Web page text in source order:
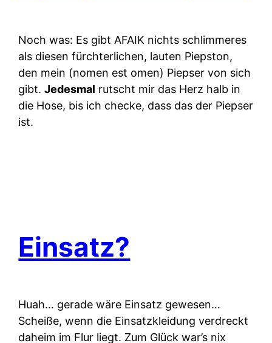
Noch was: Es gibt AFAIK nichts schlimmeres
als diesen fürchterlichen, lauten Piepston,
den mein (nomen est omen) Piepser von sich
gibt.Jedesmal rutscht mir das Herz halb in
die Hose, bis ich checke, dass das der Piepser
ist.
Einsatz?
Huah… gerade wäre Einsatz gewesen…
Scheiße, wenn die Einsatzkleidung verdreckt
daheim im Flur liegt. Zum Glück war’s nix